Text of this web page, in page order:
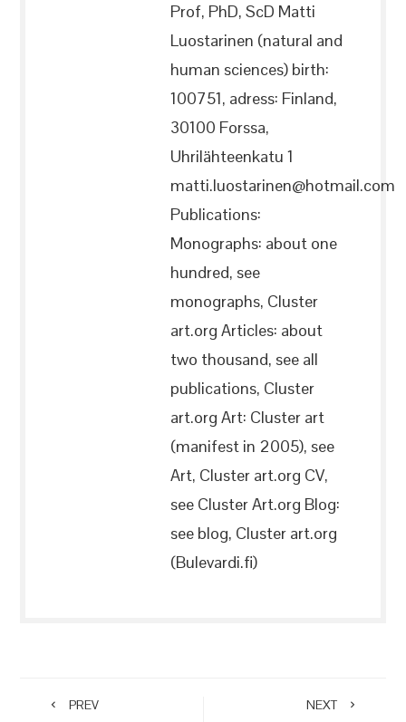
Prof, PhD, ScD Matti
Luostarinen (natural and
human sciences) birth:
100751, adress: Finland,
30100 Forssa,
Uhrilähteenkatu 1
matti.luostarinen@hotmail.com
Publications:
Monographs: about one
hundred, see
monographs, Cluster
art.org Articles: about
two thousand, see all
publications, Cluster
art.org Art: Cluster art
(manifest in 2005), see
Art, Cluster art.org CV,
see Cluster Art.org Blog:
see blog, Cluster art.org
(Bulevardi.fi)
PREV NEXT